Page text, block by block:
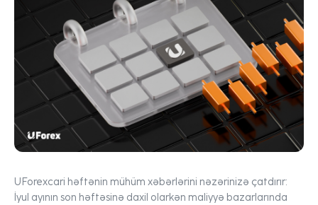
UForexcari həftənin mühüm xəbərlərini nəzərinizə çatdırır:
İyul ayının son həftəsinə daxil olarkən maliyyə bazarlarında